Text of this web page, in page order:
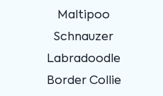
Maltipoo
Schnauzer
Labradoodle
Border Collie